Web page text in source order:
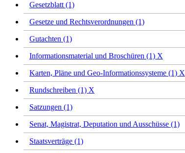
Gesetzblatt (1)
Gesetze und Rechtsverordnungen (1)
Gutachten (1)
Informationsmaterial und Broschüren (1) X
Karten, Pläne und Geo-Informationssysteme (1) X
Rundschreiben (1) X
Satzungen (1)
Senat, Magistrat, Deputation und Ausschüsse (1)
Staatsverträge (1)